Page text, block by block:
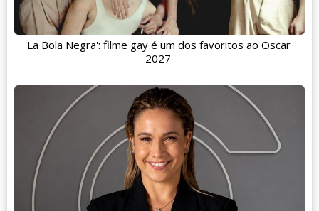
'La Bola Negra': filme gay é um dos favoritos ao Oscar
2027